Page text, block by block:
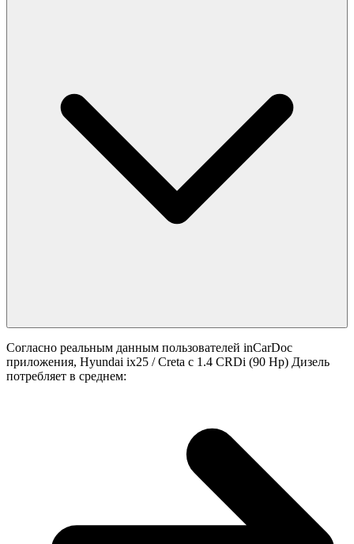
Согласно реальным данным пользователей inCarDoc
приложения, Hyundai ix25 / Creta с 1.4 CRDi (90 Hp) Дизель
потребляет в среднем: